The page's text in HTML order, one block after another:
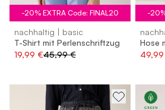
-20% EXTRA Code: FINAL20
nachhaltig | basic
T-Shirt mit Perlenschriftzug
19,99 €45,99 €
-
Hose